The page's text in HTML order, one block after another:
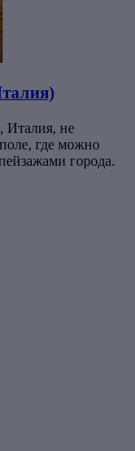
Италия, не
где можно
города.